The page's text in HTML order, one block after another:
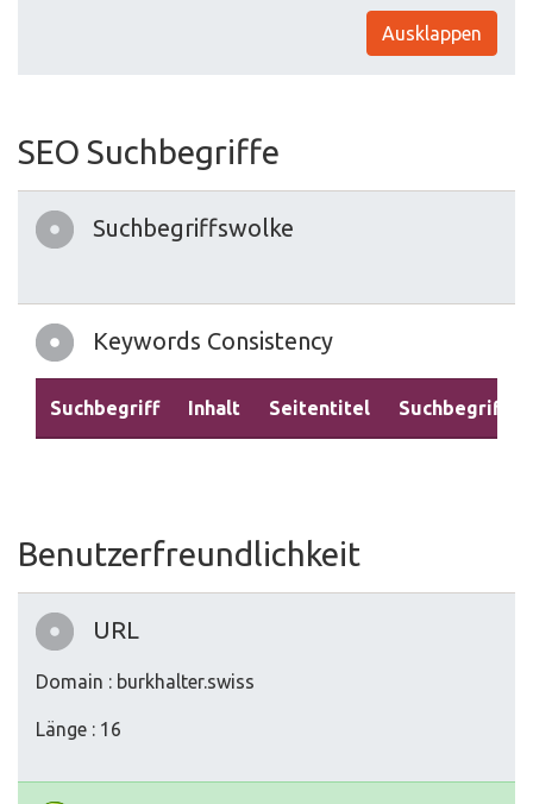
Ausklappen
SEO Suchbegriffe
Suchbegriffswolke
Keywords Consistency
Suchbegriff Inhalt Seitentitel Suchbegriffe
Benutzerfreundlichkeit
URL
Domain : burkhalter.swiss
Länge : 16